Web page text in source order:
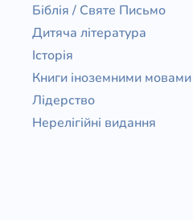
Біблія / Святе Письмо
Дитяча література
Історія
Книги іноземними мовами
Лідерство
Нерелігійні видання